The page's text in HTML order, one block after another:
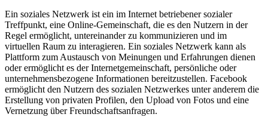
Ein soziales Netzwerk ist ein im Internet betriebener sozialer
Treffpunkt, eine Online-Gemeinschaft, die es den Nutzern in der
Regel ermöglicht, untereinander zu kommunizieren und im
virtuellen Raum zu interagieren. Ein soziales Netzwerk kann als
Plattform zum Austausch von Meinungen und Erfahrungen dienen
oder ermöglicht es der Internetgemeinschaft, persönliche oder
unternehmensbezogene Informationen bereitzustellen. Facebook
ermöglicht den Nutzern des sozialen Netzwerkes unter anderem die
Erstellung von privaten Profilen, den Upload von Fotos und eine
Vernetzung über Freundschaftsanfragen.